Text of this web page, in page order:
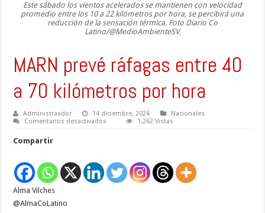
Este sábado los vientos acelerados se mantienen con velocidad
promedio entre los 10 a 22 kilómetros por hora, se percibirá una
reducción de la sensación térmica. Foto Diario Co
Latino/@MedioAmbienteSV.
MARN prevé ráfagas entre 40
a 70 kilómetros por hora
Administraador 14 diciembre, 2024
Nacionales
Comentarios desactivados
a
70
kilómetros
1,262 Vistas
Compartir
Alma Vilches
@AlmaCoLatino